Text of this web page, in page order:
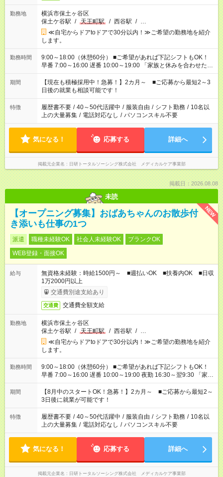
勤務地
横浜市保土ヶ谷区
保土ケ谷駅 / 天王町駅 / 西谷駅 / …
≪自宅からドアtoドアで30分以内！≫ご希望の勤務地を紹介
します。
勤務時間
9:00～18:00（休憩60分） ■ご希望があれば下記シフトもOK！
早番 7:00～16:00 遅番 10:00～19:00 「家族と休みを合わせた
い」 「余裕を持って夕飯の準備がしたい」 「できれば残業はし
たくない」 など、ご希望を教えてくださいね。 ※Wワーク希望
の方へ 今ご覧のお仕事で希望する勤務時間と、もう1つのお仕事
の勤務時間。 合計で週40時間を超える場合は応募できません。
期間
【現在も積極採用中！急募！】2カ月～ ■ご応募から最短2～3
日後の就業も相談可能です！
特徴 履歴書不要 / 40～50代活躍中 / 服装自由 / シフト勤務 / 10名以
上の大量募集 / 電話対応なし / パソコンスキル不要
気になる！ 応募する 詳細へ
掲載元企業名 日研トータルソーシング株式会社 メディカルケア事業部
掲載日：2026.08.08
未読
NEW
【オープニング募集】おばあちゃんのお散歩付
き添いも仕事の1つ
派遣 職種未経験OK 社会人未経験OK
ブランクOK
WEB登録・面接OK
給与
無資格未経験：時給1500円～ ■週払いOK ■扶養内OK ■日収
1万2000円以上
交通費別途支給あり
交通費 交通費全額支給
勤務地
横浜市保土ヶ谷区
保土ケ谷駅 / 天王町駅 / 西谷駅 / …
≪自宅からドアtoドアで30分以内！≫ご希望の勤務地を紹介
します。
勤務時間
9:00～18:00（休憩60分） ■ご希望があれば下記シフトもOK！
早番 7:00～16:00 遅番 10:00～19:00 夜勤 16:30～翌9:30 「家族
と休みを合わせたい」 「余裕を持って夕飯の準備がしたい」
「できれば残業はしたくない」 など、ご希望を教えてください
ね。 ※Wワーク希望の方へ 今ご覧のお仕事で希望する勤務時間
と、もう1つのお仕事の勤務時間。 合計で週40時間を超える場
合は応募できません。
期間
【8月中のスタートOK！急募！】2カ月～ ■ご応募から最短2～
3日後に就業が可能です！
特徴 履歴書不要 / 40～50代活躍中 / 服装自由 / シフト勤務 / 10名以
上の大量募集 / 電話対応なし / パソコンスキル不要
気になる！ 応募する 詳細へ
掲載元企業名 日研トータルソーシング株式会社 メディカルケア事業部